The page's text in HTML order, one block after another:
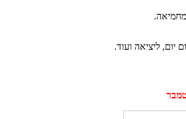
יום, ליציאה ועוד.